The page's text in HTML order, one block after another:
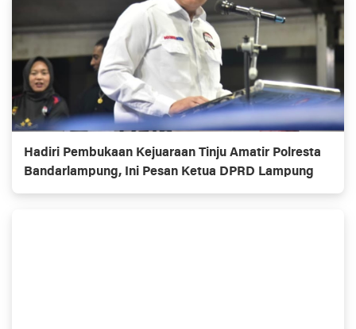
Hadiri Pembukaan Kejuaraan Tinju Amatir Polresta
Bandarlampung, Ini Pesan Ketua DPRD Lampung